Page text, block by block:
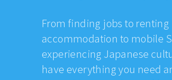
From finding jobs to renting
accommodation to mobile
experiencing Japanese
have everything you need